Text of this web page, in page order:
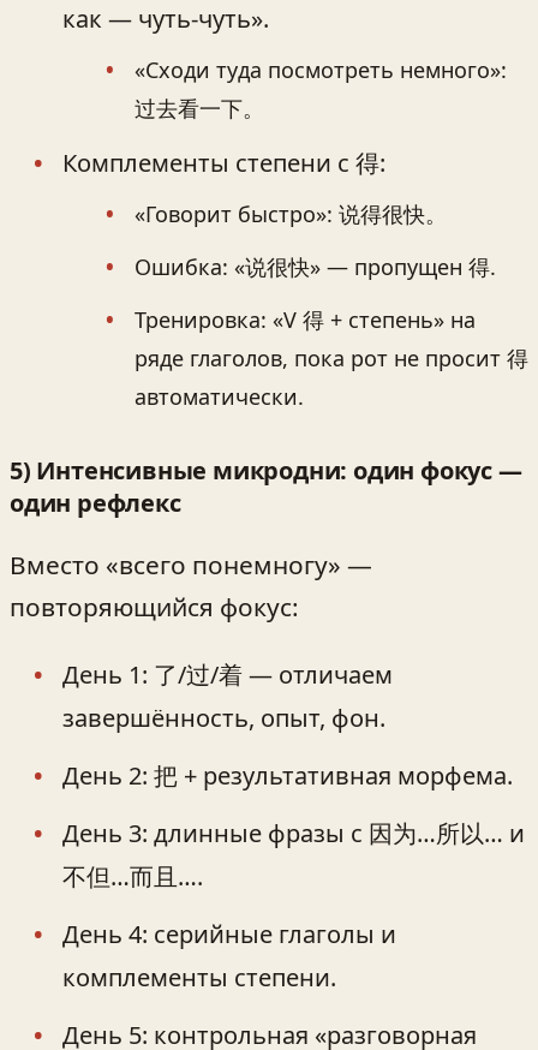
как — чуть-чуть».
«Сходи туда посмотреть немного»:
过去看一下。
Комплементы степени с 得:
«Говорит быстро»: 说得很快。
Ошибка: «说很快» — пропущен 得.
Тренировка: «V 得 + степень» на
ряде глаголов, пока рот не просит 得
автоматически.
5) Интенсивные микродни: один фокус —
один рефлекс
Вместо «всего понемногу» —
повторяющийся фокус:
День 1: 了/过/着 — отличаем
завершённость, опыт, фон.
День 2: 把 + результативная морфема.
День 3: длинные фразы с 因为…所以… и
不但…而且….
День 4: серийные глаголы и
комплементы степени.
День 5: контрольная «разговорная